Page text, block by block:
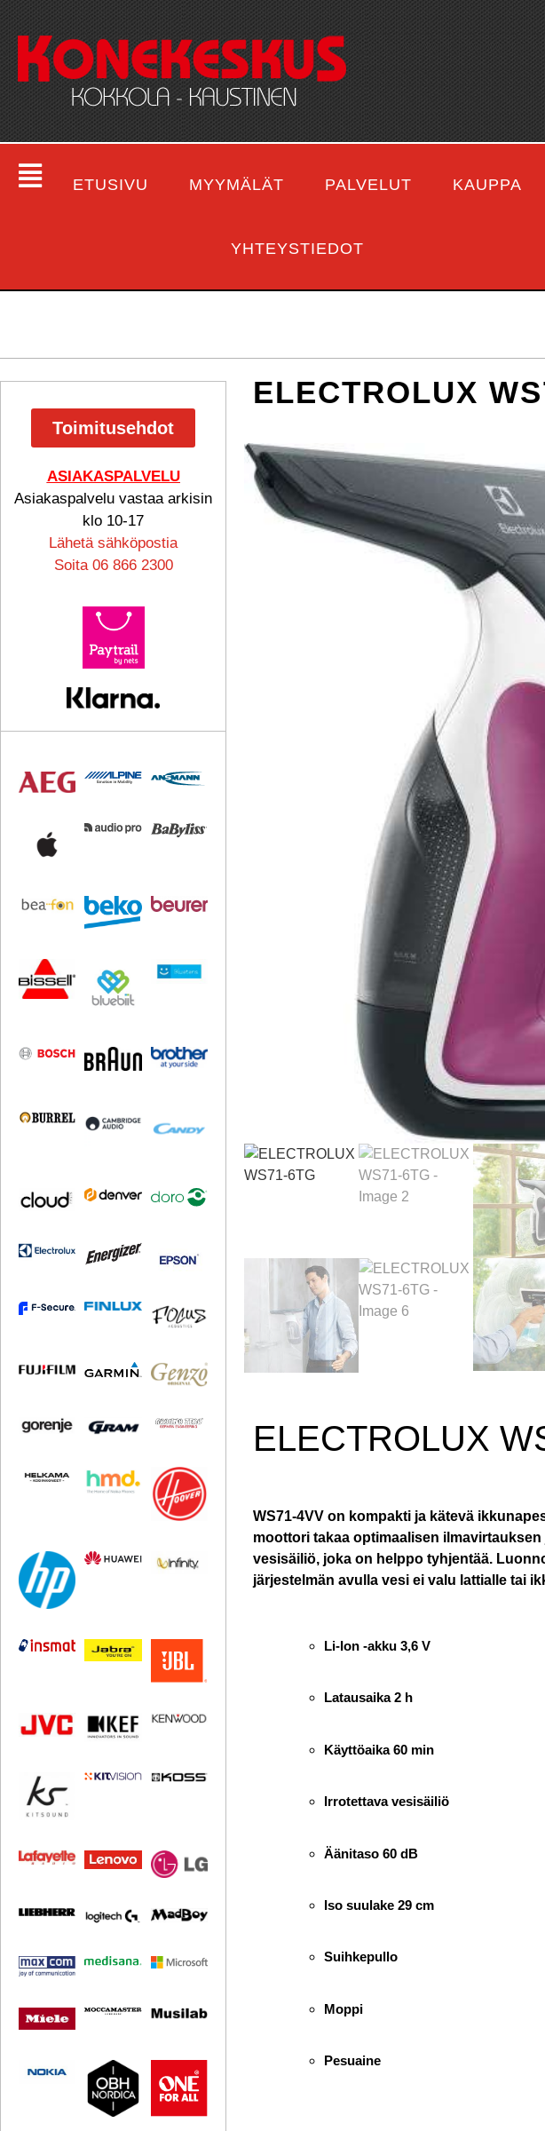
ETUSIVU MYYMÄLÄT PALVELUT KAUPPA
YHTEYSTIEDOT
Toimitusehdot
ASIAKASPALVELU
Asiakaspalvelu vastaa arkisin
klo 10-17
Lähetä sähköpostia
Soita 06 866 2300
ELECTROLUX
ELECTROLUX
WS71-4VV on kompakti ja kätevä
moottori takaa optimaalisen
vesisäiliö, joka on helppo tyhjentää.
järjestelmän avulla vesi ei valu lattialle tai
Li-Ion -akku 3,6 V
Latausaika 2 h
Käyttöaika 60 min
Irrotettava vesisäiliö
Äänitaso 60 dB
Iso suulake 29 cm
Suihkepullo
Moppi
Pesuaine